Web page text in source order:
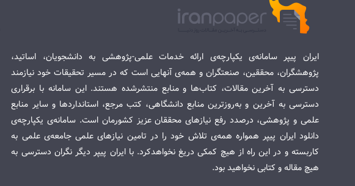
ایران پیپر سامانه‌ی یکپارچه‌ی ارائه خدمات علمی-پژوهشی به دانشجویان، اساتید،
پژوهشگران، محققین، صنعتگران و همه‌ی آنهایی است که در مسیر تحقیقات خود نیازمند
دسترسی به آخرین مقالات، کتاب‌ها و منابع منتشرشده هستند. این سامانه با برقراری
دسترسی به آخرین و به‌روزترین منابع دانشگاهی، کتب مرجع، استانداردها و سایر منابع
علمی و پژوهشی، درصدد رفع نیازهای محققان عزیز کشورمان است. سامانه‌ی یکپارچه‌ی
دانلود ایران پیپر همواره همه‌ی تلاش خود را در تامین نیازهای علمی جامعه‌ی علمی به
کاربسته و در این راه از هیچ کمکی دریغ نخواهدکرد. با ایران پیپر دیگر نگران دسترسی به
هیچ مقاله و کتابی نخواهید بود.